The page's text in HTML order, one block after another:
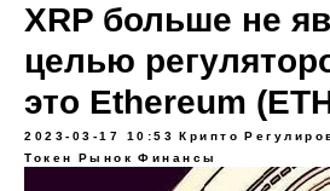
XRP больше не
целью
это Ethereum
2023-03-17 10:53 Крипто
Токен
Рынок Финансы